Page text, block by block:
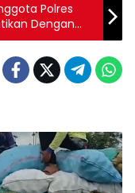
Polres
Dengan